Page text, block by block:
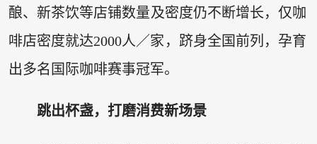
酿、新茶饮等店铺数量及密度仍不断增长，仅咖
啡店密度就达2000人／家，跻身全国前列，孕育
出多名国际咖啡赛事冠军。
跳出杯盏，打磨消费新场景